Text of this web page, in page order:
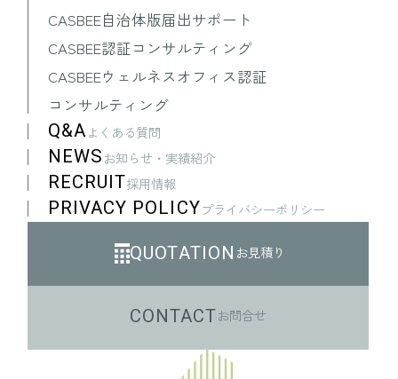
月日、電話番号、メールアドレス、
免許証・個人番号カードなど公的証
明書に関する情報等
取引に関する情報
お取引内容及び注文履歴に関する情
報等
⑶決済に関する情報
金融機関口座に関する情報、決済及
びその方法に関する情報等
サービスのご利用に際して取得する
ン上の識別子、ご利用の端末情報、
スの利用状況（アクセスログ、IPアド
CASBEE自治体版届出サポート
CASBEE認証コンサルティング
CASBEEウェルネスオフィス認証
コンサルティング
Q&Aよくある質問
NEWSお知らせ・実績紹介
RECRUIT採用情報
PRIVACY POLICYプライバシーポリシー
QUOTATION お見積り
CONTACTお問合せ